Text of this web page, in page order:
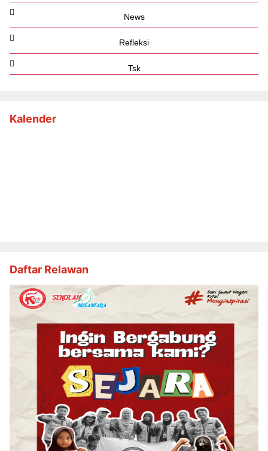
News
Refleksi
Tsk
Kalender
Daftar Relawan